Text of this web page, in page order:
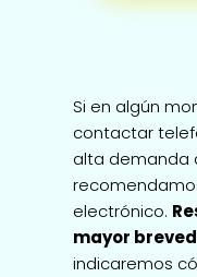
Si en algún
contactar
alta demanda
electrónico.
mayor
indicaremos